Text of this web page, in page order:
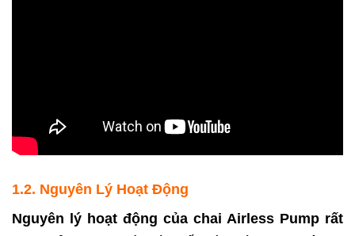
1.2. Nguyên Lý Hoạt Động
Nguyên lý hoạt động của chai Airless Pump rất